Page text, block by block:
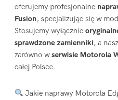
oferujemy profesjonalne
Fusion, specjalizując się w
Stosujemy wyłącznie
sprawdzone zamienniki, a
zarówno w serwisie Motorola
całej Polsce.
Jakie naprawy Motorola